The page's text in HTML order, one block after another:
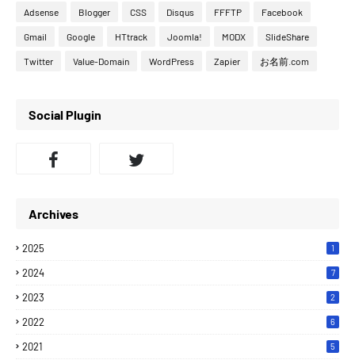
Adsense Blogger CSS Disqus FFFTP Facebook
Gmail Google HTtrack Joomla! MODX SlideShare
Twitter Value-Domain WordPress Zapier お名前.com
Social Plugin
Archives
2025 1
2024 7
2023 2
2022 6
2021 5